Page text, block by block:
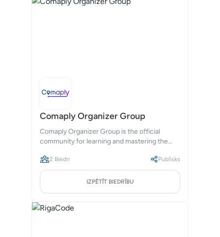
Comaply Organizer Group
Comaply Organizer Group is the official
community for learning and mastering the
comprehensive tutorials, system training, and
best practices to help organizers maximize
their use of Comaply for events and
community management.
2 Biedri Publisks
IZPĒTĪT BIEDRĪBU